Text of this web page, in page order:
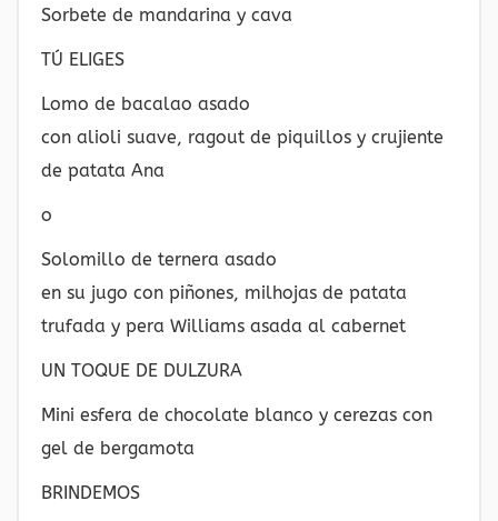
Sorbete de mandarina y cava
TÚ ELIGES
Lomo de bacalao asado
con alioli suave, ragout de piquillos y crujiente
de patata Ana
o
Solomillo de ternera asado
en su jugo con piñones, milhojas de patata
trufada y pera Williams asada al cabernet
UN TOQUE DE DULZURA
Mini esfera de chocolate blanco y cerezas con
gel de bergamota
BRINDEMOS